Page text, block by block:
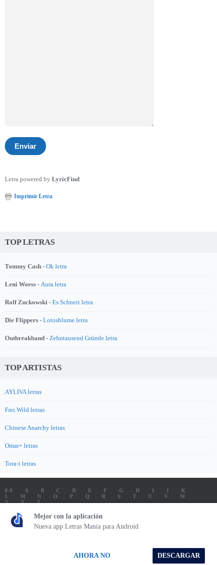
Letra powered by LyricFind
Imprimir Letra
TOP LETRAS
Tommy Cash - Ok letra
Leni Woess - Aura letra
Rolf Zuckowski - Es Schneit letra
Die Flippers - Lotosblume letra
Outbreakband - Zehntausend Gründe letra
TOP ARTISTAS
AYLIVA letras
Frei.Wild letras
Chinese Anarchy letras
Omar+ letras
Tora-i letras
0-9 A B C D E F G H I J
K
L
M N O P Q R S T V
W
X
Y
Z
LETRAS
SOUNDTRACK LETRAS
TOP 100 LETRAS
ENVIA LETRAS
Letrasmania.com - Copyright © 2026 - All Rights Reserved
Mejor con la aplicación
Nueva app Letras Mania para Android
DESCARGAR
AHORA NO